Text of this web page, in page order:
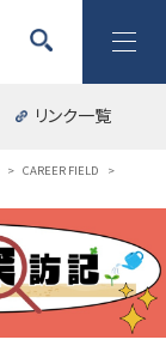
リンク一覧
> CAREER FIELD
>